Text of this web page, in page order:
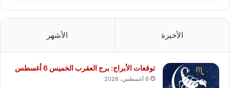
الأخيرة الأشهر
توقعات الأبراج: برج العقرب الخميس 6 أغسطس
6 أغسطس، 2026